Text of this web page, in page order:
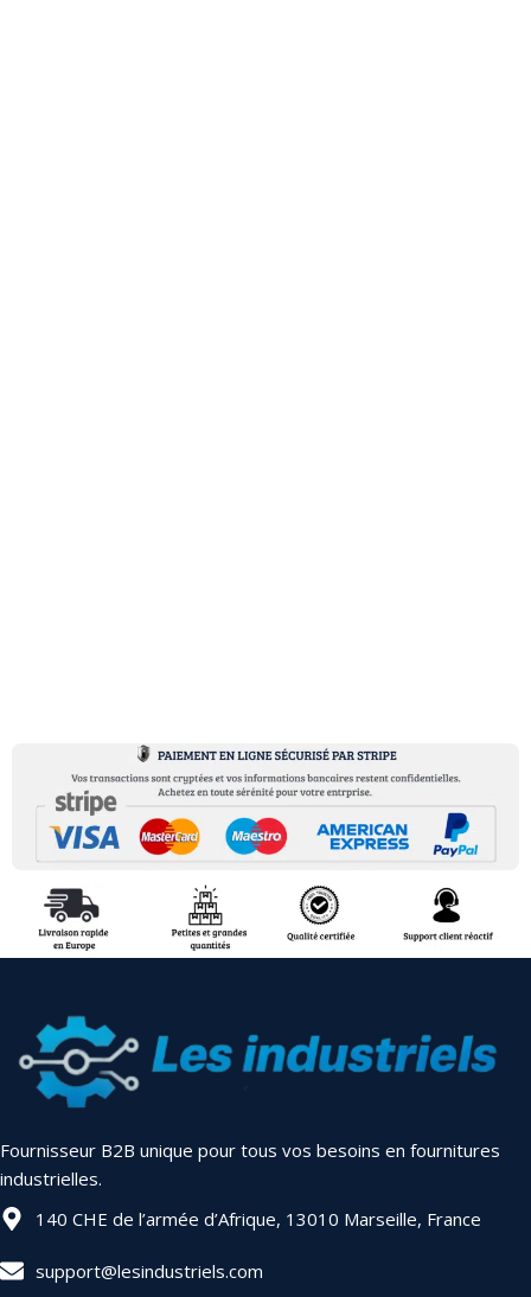
Fournisseur B2B unique pour tous vos besoins en fournitures
industrielles.
140 CHE de l’armée d’Afrique, 13010 Marseille, France
support@lesindustriels.com